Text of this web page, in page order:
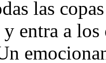
las
y entra a